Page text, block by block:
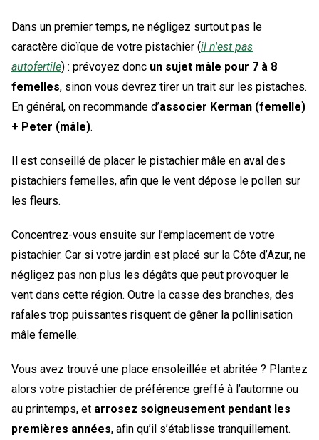
Dans un premier temps, ne négligez surtout pas le
caractère dioïque de votre pistachier (il n'est pas
autofertile) : prévoyez donc un sujet mâle pour 7 à 8
femelles, sinon vous devrez tirer un trait sur les pistaches.
En général, on recommande d’associer Kerman (femelle)
+ Peter (mâle).
Il est conseillé de placer le pistachier mâle en aval des
pistachiers femelles, afin que le vent dépose le pollen sur
les fleurs.
Concentrez-vous ensuite sur l’emplacement de votre
pistachier. Car si votre jardin est placé sur la Côte d’Azur, ne
négligez pas non plus les dégâts que peut provoquer le
vent dans cette région. Outre la casse des branches, des
rafales trop puissantes risquent de gêner la pollinisation
mâle femelle.
Vous avez trouvé une place ensoleillée et abritée ? Plantez
alors votre pistachier de préférence greffé à l’automne ou
au printemps, et arrosez soigneusement pendant les
premières années, afin qu’il s’établisse tranquillement.